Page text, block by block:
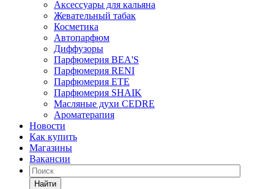
Аксессуары для кальяна
Жевательный табак
Косметика
Автопарфюм
Диффузоры
Парфюмерия BEA'S
Парфюмерия RENI
Парфюмерия ETE
Парфюмерия SHAIK
Масляные духи CEDRE
Ароматерапия
Новости
Как купить
Магазины
Вакансии
Найти